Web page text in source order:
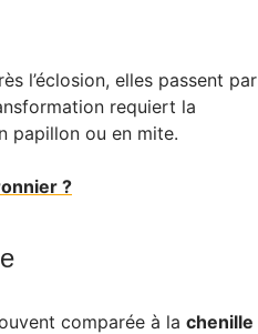
l’éclosion, elles passent par
requiert la
papillon ou en mite.
?
comparée à la chenille